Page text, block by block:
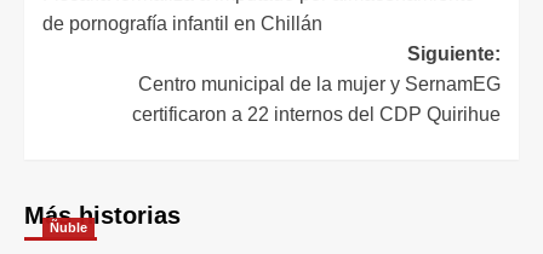
de pornografía infantil en Chillán
Siguiente:
Centro municipal de la mujer y SernamEG
certificaron a 22 internos del CDP Quirihue
Más historias
Ñuble